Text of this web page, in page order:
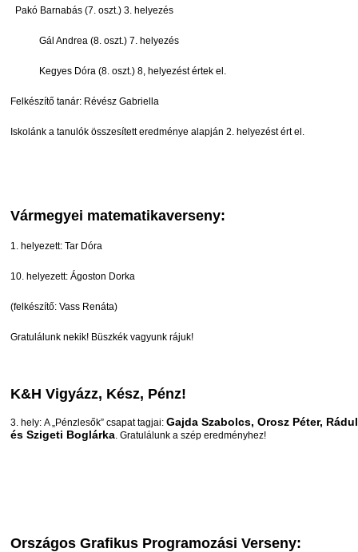
Pakó Barnabás (7. oszt.) 3. helyezés
Gál Andrea (8. oszt.) 7. helyezés
Kegyes Dóra (8. oszt.) 8, helyezést értek el.
Felkészítő tanár: Révész Gabriella
Iskolánk a tanulók összesített eredménye alapján 2. helyezést ért el.
Vármegyei matematikaverseny:
1. helyezett: Tar Dóra
10. helyezett: Ágoston Dorka
(felkészítő: Vass Renáta)
Gratulálunk nekik! Büszkék vagyunk rájuk!
K&H Vigyázz, Kész, Pénz!
3. hely: A „Pénzlesők” csapat tagjai: Gajda Szabolcs, Orosz Péter,
és Szigeti Boglárka. Gratulálunk a szép eredményhez!
Országos Grafikus Programozási Verseny: